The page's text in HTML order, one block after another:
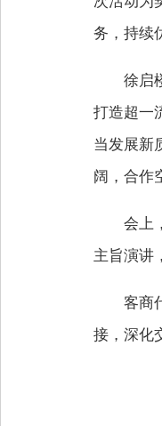
务，持续
徐启
打造超一
当发展新
阔，合作
会上
主旨演讲
客商
接，深化